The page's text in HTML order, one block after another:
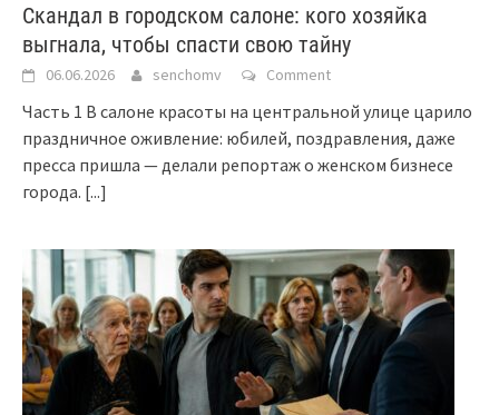
Скандал в городском салоне: кого хозяйка
выгнала, чтобы спасти свою тайну
06.06.2026 senchomv Comment
Часть 1 В салоне красоты на центральной улице царило
праздничное оживление: юбилей, поздравления, даже
пресса пришла — делали репортаж о женском бизнесе
города. [...]